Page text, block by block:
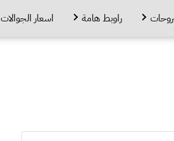
راوبط هامة اسعار الجوالات